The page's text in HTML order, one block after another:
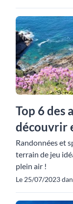
Top 6 des
découvrir
Randonnées et
terrain de jeu
plein air !
Le 25/07/2023